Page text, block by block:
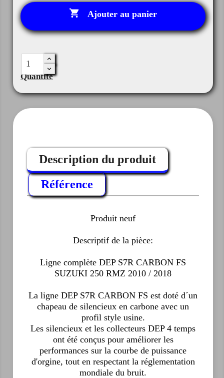
 Ajouter au panier
Quantité
Description du produit
Référence
Produit neuf
Descriptif de la pièce:
Ligne complète DEP S7R CARBON FS
SUZUKI 250 RMZ 2010 / 2018
La ligne DEP S7R CARBON FS est doté d´un
chapeau de silencieux en carbone avec un
profil style usine.
Les silencieux et les collecteurs DEP 4 temps
ont été conçus pour améliorer les
performances sur la courbe de puissance
d'orgine, tout en respectant la réglementation
mondiale du bruit.